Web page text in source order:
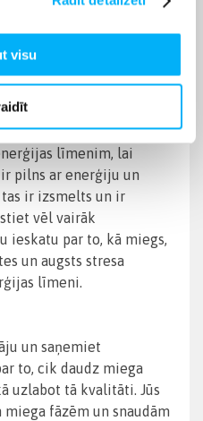
visu
NErūsējošā tērauda loku
līmenim, lai
pilns ar enerģiju un
ir izsmelts un ir
vēl vairāk
ieskatu par to, kā miegs,
un augsts stresa
līmeni.
un saņemiet
to, cik daudz miega
uzlabot tā kvalitāti. Jūs
fāzēm un snaudām